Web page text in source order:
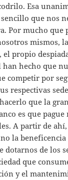
Esa
que nos
Por mucho que
mismos,
el propio
han hecho que
competir por
respectivas
que la
es que
A partir de
la
dotarnos de los
que
y el